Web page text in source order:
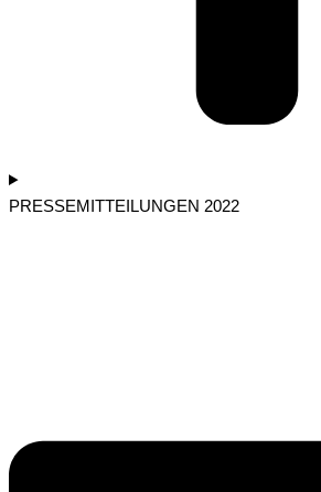
PRESSEMITTEILUNGEN 2022